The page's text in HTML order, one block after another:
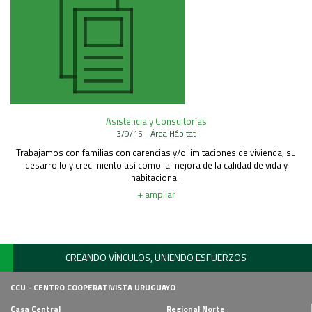
Asistencia y Consultorías
3/9/15 - Área Hábitat
Trabajamos con familias con carencias y/o limitaciones de vivienda, su
desarrollo y crecimiento así como la mejora de la calidad de vida y
habitacional.
+ ampliar
CREANDO VÍNCULOS, UNIENDO ESFUERZOS
CCU - CENTRO COOPERATIVISTA URUGUAYO
Casa Central
Regional Norte